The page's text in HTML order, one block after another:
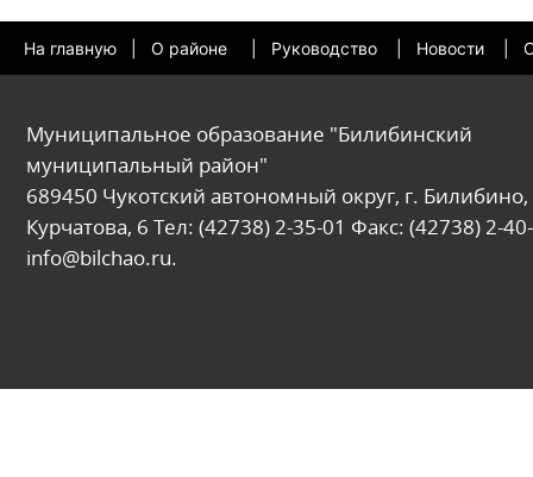
На главную О районе Руководство Новости
Муниципальное образование "Билибинский
муниципальный район"
689450 Чукотский автономный округ, г. Билибино,
Курчатова, 6 Тел: (42738) 2-35-01 Факс: (42738) 2-
info@bilchao.ru.